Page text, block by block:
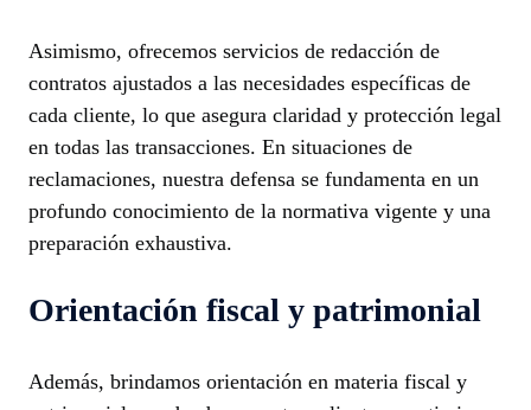
Asimismo, ofrecemos servicios de redacción de
contratos ajustados a las necesidades específicas de
cada cliente, lo que asegura claridad y protección legal
en todas las transacciones. En situaciones de
reclamaciones, nuestra defensa se fundamenta en un
profundo conocimiento de la normativa vigente y una
preparación exhaustiva.
Orientación fiscal y patrimonial
Además, brindamos orientación en materia fiscal y